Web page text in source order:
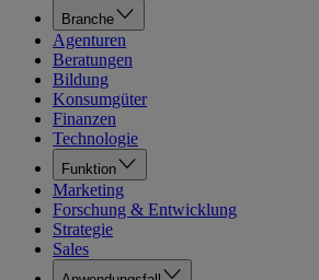
Branche
Agenturen
Beratungen
Bildung
Konsumgüter
Finanzen
Technologie
Funktion
Marketing
Forschung & Entwicklung
Strategie
Sales